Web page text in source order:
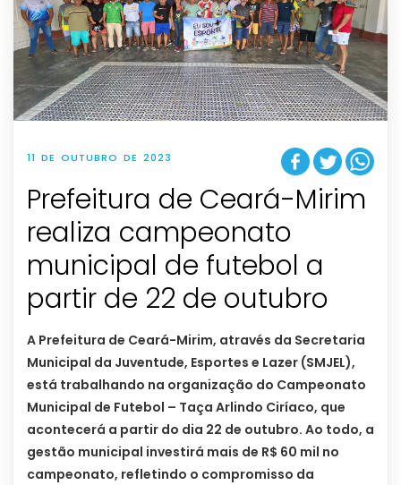
11 DE OUTUBRO DE 2023
Prefeitura de Ceará-Mirim
realiza campeonato
municipal de futebol a
partir de 22 de outubro
A Prefeitura de Ceará-Mirim, através da Secretaria
Municipal da Juventude, Esportes e Lazer (SMJEL),
está trabalhando na organização do Campeonato
Municipal de Futebol – Taça Arlindo Ciríaco, que
acontecerá a partir do dia 22 de outubro. Ao todo, a
gestão municipal investirá mais de R$ 60 mil no
campeonato, refletindo o compromisso da